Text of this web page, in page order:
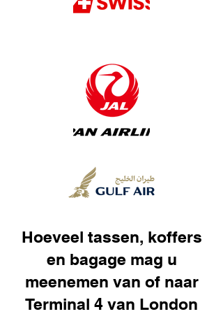
Hoeveel tassen, koffers
en bagage mag u
meenemen van of naar
Terminal 4 van London